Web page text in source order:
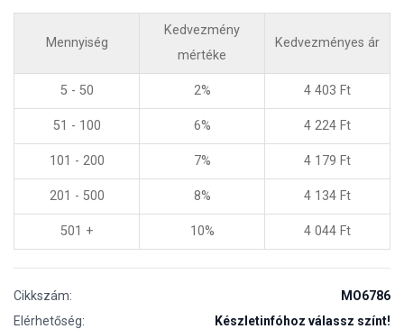
Mennyiség
Kedvezmény
mértéke
Kedvezményes ár
5 - 50 2% 4 403 Ft
51 - 100 6% 4 224 Ft
101 - 200 7% 4 179 Ft
201 - 500 8% 4 134 Ft
501 + 10% 4 044 Ft
Cikkszám:
MO6786
Elérhetőség:
Készletinfóhoz válassz színt!